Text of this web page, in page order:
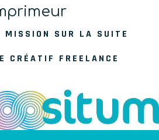
SUR LA SUITE
CRÉATIF FREELANCE